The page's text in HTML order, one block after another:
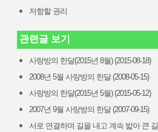
저항할 권리
관련글 보기
사랑방의 한달(2015년 8월) (2015-08-18)
2008년 5월 사랑방의 한달 (2008-05-15)
사랑방의 한달(2015년 5월) (2015-05-12)
2007년 9월 사랑방의 한달 (2007-09-15)
서로 연결하며 길을 내고 계속 밟아 큰 길